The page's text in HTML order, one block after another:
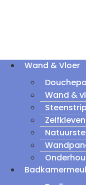
Wand & Vloer
Wand &